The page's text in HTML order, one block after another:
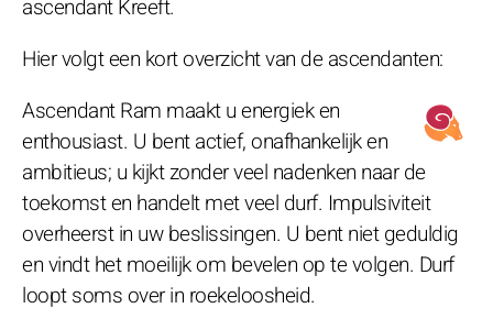
ascendant Kreeft.
Hier volgt een kort overzicht van de ascendanten:
Ascendant Ram maakt u energiek en
enthousiast. U bent actief, onafhankelijk en
ambitieus; u kijkt zonder veel nadenken naar de
toekomst en handelt met veel durf. Impulsiviteit
overheerst in uw beslissingen. U bent niet geduldig
en vindt het moeilijk om bevelen op te volgen. Durf
loopt soms over in roekeloosheid.